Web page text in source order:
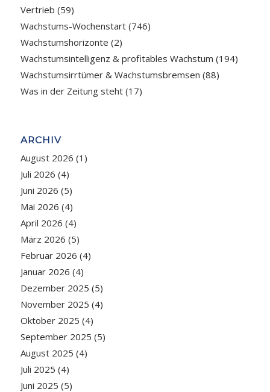
Vertrieb (59)
Wachstums-Wochenstart(746)
Wachstumshorizonte (2)
Wachstumsintelligenz & profitables Wachstum (194)
Wachstumsirrtümer & Wachstumsbremsen (88)
Was in der Zeitung steht(17)
ARCHIV
August 2026 (1)
Juli 2026 (4)
Juni 2026 (5)
Mai 2026 (4)
April 2026 (4)
März 2026 (5)
Februar 2026 (4)
Januar 2026 (4)
Dezember 2025 (5)
November 2025 (4)
Oktober 2025 (4)
September 2025 (5)
August 2025 (4)
Juli 2025 (4)
Juni 2025 (5)